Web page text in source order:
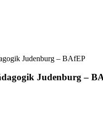
Judenburg – BAfEP
Judenburg –